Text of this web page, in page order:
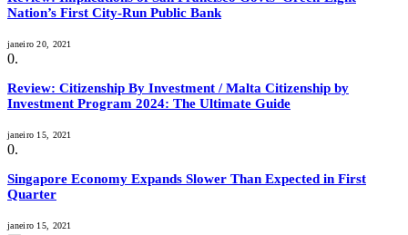
Nation’s First City-Run Public Bank
janeiro 20, 2021
Review: Citizenship By Investment / Malta Citizenship by
Investment Program 2024: The Ultimate Guide
janeiro 15, 2021
Singapore Economy Expands Slower Than Expected in First
Quarter
janeiro 15, 2021